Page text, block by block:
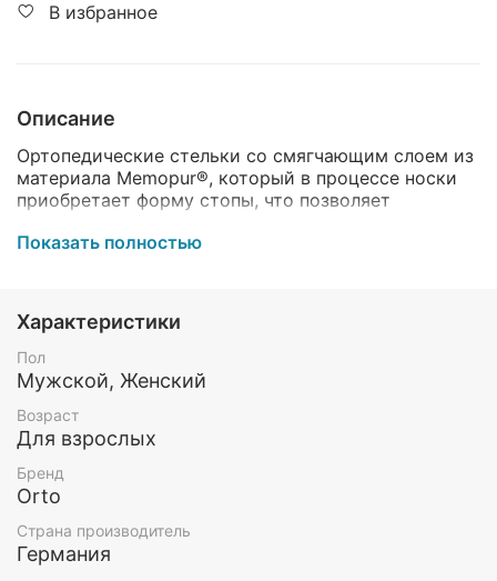
В избранное
Описание
Ортопедические стельки со смягчающим слоем из
материала Memopur®, который в процессе носки
приобретает форму стопы, что позволяет
Имеют укороченный каркас с пяточным
валик среднего размера, чашеобразное углубление
под пятку и боковую поддержку. Покрытие
стельки изготовлено из износостойкого
материала.
Назначение:
разгрузка зон избыточного давления и
болезненных участков подошвенной
поддержка продольных и поперечного сводов
для восстановления анатомической формы
стопы;
Показать полностью
Характеристики
Пол
Мужской, Женский
Возраст
Для взрослых
Бренд
Orto
Страна производитель
Германия